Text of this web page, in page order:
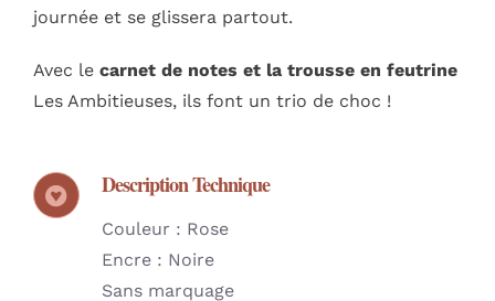
journée et se glissera partout.
Avec le carnet de notes et la trousse en feutrine
Les Ambitieuses, ils font un trio de choc !
Description Technique
Couleur : Rose
Encre : Noire
Sans marquage